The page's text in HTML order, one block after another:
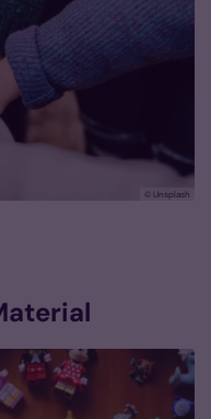
© Unsplash